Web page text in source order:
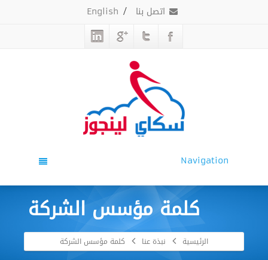
اتصل بنا /
English
Navigation
كلمة مؤسس الشركة
الرئيسية نبذة عنا كلمة مؤسس الشركة